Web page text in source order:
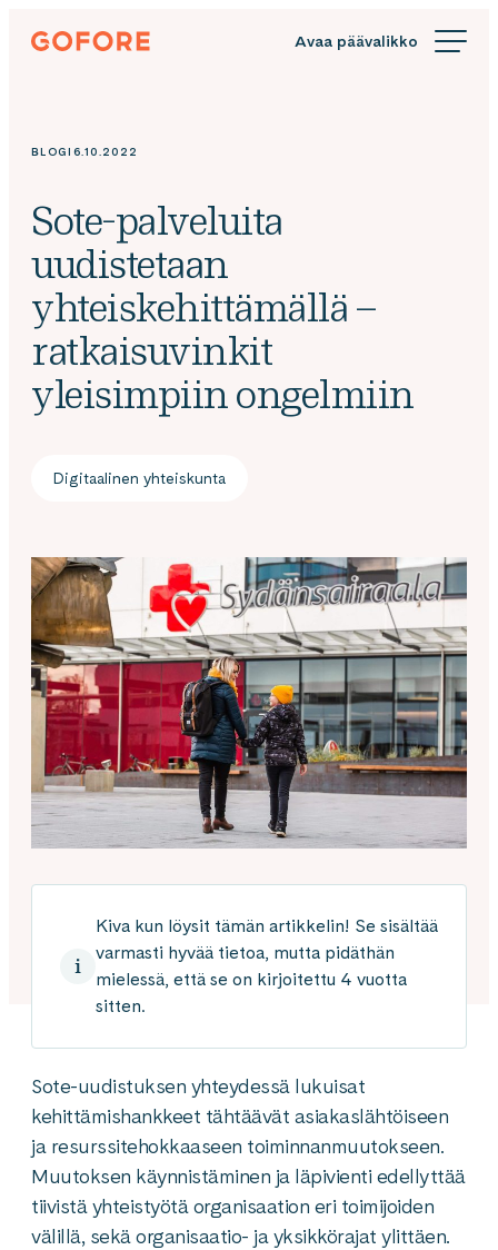
Siirry
suoraan
Gofore
knowledge
BLOGI 6.10.2022
Sote-palveluita
uudistetaan
yhteiskehittämällä –
ratkaisuvinkit
yleisimpiin ongelmiin
Digitaalinen yhteiskunta
Kiva kun löysit tämän artikkelin! Se sisältää
varmasti hyvää tietoa, mutta pidäthän
mielessä, että se on kirjoitettu 4 vuotta
sitten.
Sote-uudistuksen yhteydessä lukuisat
kehittämishankkeet tähtäävät asiakaslähtöiseen
ja resurssitehokkaaseen toiminnanmuutokseen.
Muutoksen käynnistäminen ja läpivienti edellyttää
tiivistä yhteistyötä organisaation eri toimijoiden
välillä, sekä organisaatio- ja yksikkörajat ylittäen.